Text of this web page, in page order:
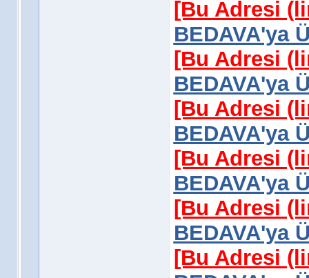
[Bu Adresi
BEDAVA'ya
[Bu Adresi
BEDAVA'ya
[Bu Adresi
BEDAVA'ya
[Bu Adresi
BEDAVA'ya
[Bu Adresi
BEDAVA'ya
[Bu Adresi